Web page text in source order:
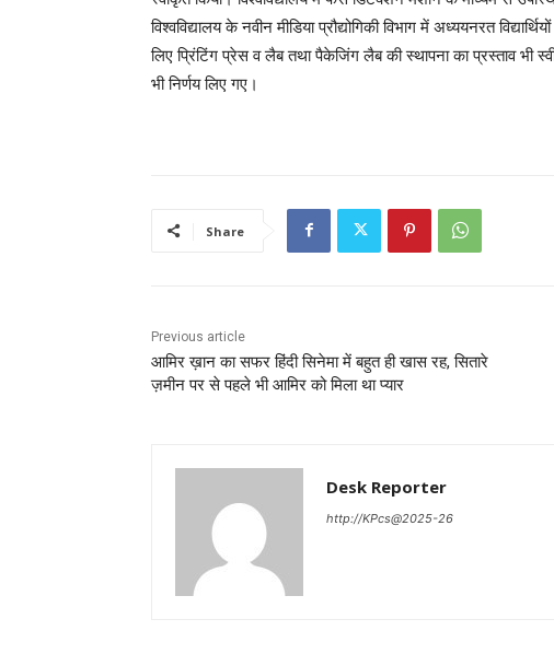
विश्वविद्यालय के नवीन मीडिया प्रौद्योगिकी विभाग में अध्ययनरत
लिए प्रिंटिंग प्रेस व लैब तथा पैकेजिंग लैब की स्थापना का प्रस्ताव भी
भी निर्णय लिए गए।
Share
Previous article
आमिर ख़ान का सफर हिंदी सिनेमा में बहुत ही खास रह, सितारे
ज़मीन पर से पहले भी आमिर को मिला था प्यार
Desk Reporter
http://KPcs@2025-26